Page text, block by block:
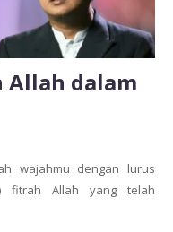
Allah dalam
wajahmu dengan lurus
fitrah Allah yang telah